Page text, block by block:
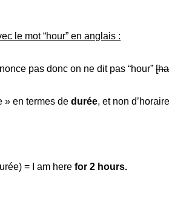
le mot “hour” en anglais :
pas donc on ne dit pas “hour”
» en termes de durée, et non d’horaire
= I am herefor 2 hours.